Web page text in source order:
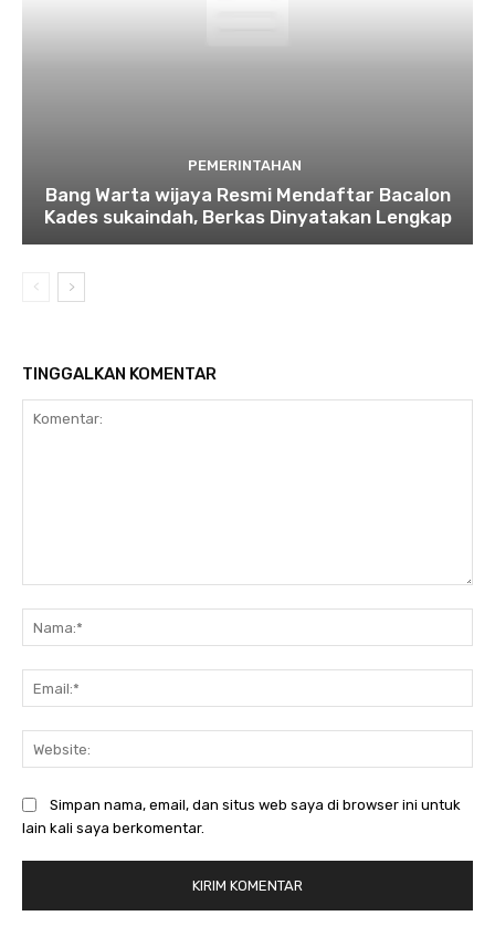
PEMERINTAHAN
Bang Warta wijaya Resmi Mendaftar Bacalon
Kades sukaindah, Berkas Dinyatakan Lengkap
TINGGALKAN KOMENTAR
Simpan nama, email, dan situs web saya di browser ini untuk
lain kali saya berkomentar.